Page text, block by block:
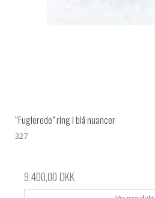
“Fuglerede” ring i blå nuancer
327
9.400,00 DKK